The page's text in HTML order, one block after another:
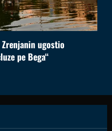
ugostio
pe Bega“